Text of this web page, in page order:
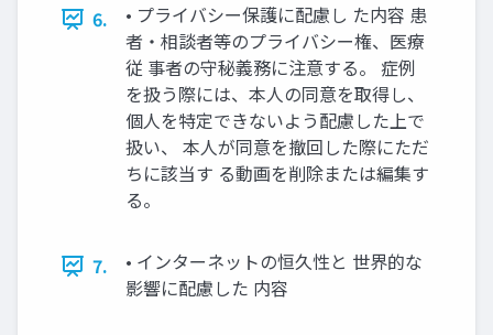
6.
• プライバシー保護に配慮し た内容 患
者・相談者等のプライバシー権、医療
従 事者の守秘義務に注意する。 症例
を扱う際には、本人の同意を取得し、
個人を特定できないよう配慮した上で
扱い、 本人が同意を撤回した際にただ
ちに該当す る動画を削除または編集す
る。
7.
• インターネットの恒久性と 世界的な
影響に配慮した 内容